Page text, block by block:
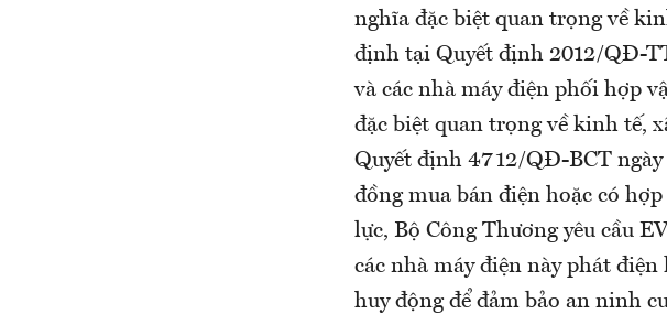
nghĩa đặc biệt quan trọng về
định tại Quyết định 2012/QĐ-
và các nhà máy điện phối hợp
đặc biệt quan trọng về kinh tế,
Quyết định 4712/QĐ-BCT ngày
đồng mua bán điện hoặc có
lực, Bộ Công Thương yêu cầu
các nhà máy điện này phát
huy động để đảm bảo an ninh